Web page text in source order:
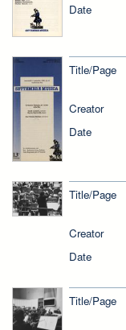
Date
Title/Page
Creator
Date
Title/Page
Creator
Date
Title/Page